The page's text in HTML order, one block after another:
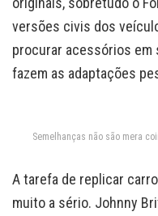
versões civis dos
procurar acessórios
fazem as adaptações
Semelhanças não são mera
A tarefa de replicar
muito a sério. Johnny